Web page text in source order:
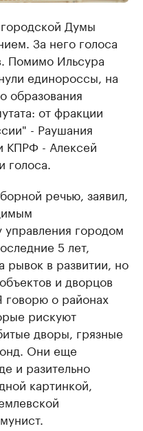
Думы
За него голоса
Помимо Ильсура
единороссы, на
образования
от фракции
- Раушания
КПРФ - Алексей
речью, заявил,
управления городом
5 лет,
рывок в развитии, но
и дворцов
о районах
рискуют
дворы, грязные
Они еще
и разительно
картинкой,